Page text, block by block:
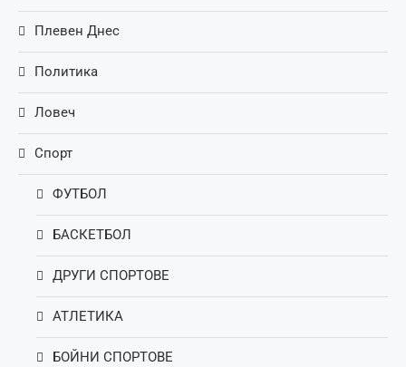
Плевен Днес
Политика
Ловеч
Спорт
ФУТБОЛ
БАСКЕТБОЛ
ДРУГИ СПОРТОВЕ
АТЛЕТИКА
БОЙНИ СПОРТОВЕ